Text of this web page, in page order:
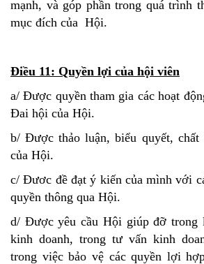
mạnh, và góp phần trong quá trình
mục đích của Hội.
Điều 11: Quyền lợi của hội viên
a/ Được quyền tham gia các hoạt
Đai hội của Hội.
b/ Được thảo luận, biểu quyết, chất
của Hội.
c/ Đươc đề đạt ý kiến của mình với
quyền thông qua Hội.
d/ Được yêu cầu Hội giúp đỡ trong
kinh doanh, trong tư vấn kinh
trong việc bảo vệ các quyền lợi